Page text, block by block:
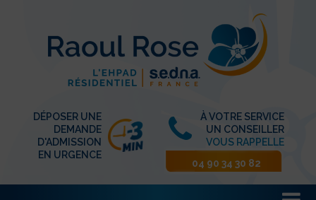
DÉPOSER UNE
DEMANDE
D'ADMISSION
EN URGENCE
À VOTRE SERVICE
UN CONSEILLER
VOUS RAPPELLE
04 90 34 30 82